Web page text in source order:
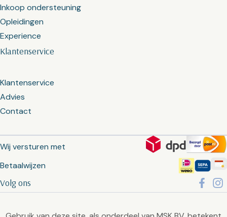
Klantenservice
Klantenservice
Advies
Contact
Inkoop ondersteuning
Opleidingen
Experience
Wij versturen met
Betaalwijzen
Volg ons